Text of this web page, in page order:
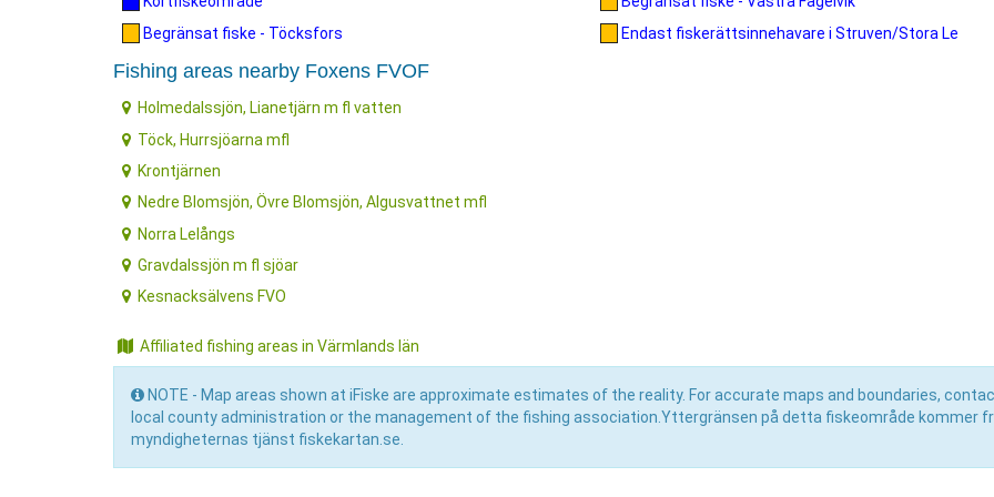
Begränsat fiske - Töcksfors
Endast fiskerättsinnehavare i Struven/Stora Le
Fishing areas nearby Foxens FVOF
Holmedalssjön, Lianetjärn m fl vatten
Töck, Hurrsjöarna mfl
Krontjärnen
Nedre Blomsjön, Övre Blomsjön, Algusvattnet mfl
Norra Lelångs
Gravdalssjön m fl sjöar
Kesnacksälvens FVO
Affiliated fishing areas in Värmlands län
NOTE - Map areas shown at iFiske are approximate estimates of the reality. For accurate maps and boundaries,
local county administration or the management of the fishing association.Yttergränsen på detta fiskeområde kommer
myndigheternas tjänst fiskekartan.se.